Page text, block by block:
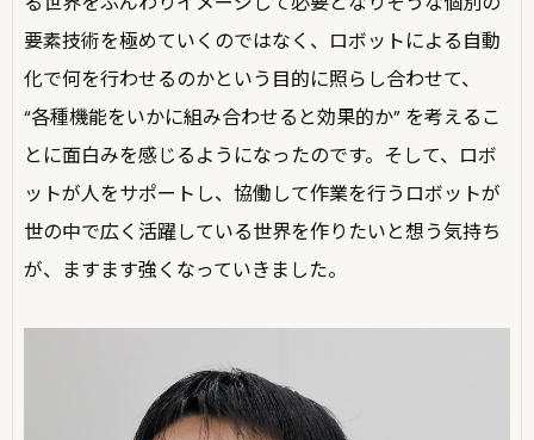
要素技術を極めていくのではなく、ロボットによる自動
化で何を行わせるのかという目的に照らし合わせて、
“各種機能をいかに組み合わせると効果的か” を考えるこ
とに面白みを感じるようになったのです。そして、ロボ
ットが人をサポートし、協働して作業を行うロボットが
世の中で広く活躍している世界を作りたいと想う気持ち
が、ますます強くなっていきました。